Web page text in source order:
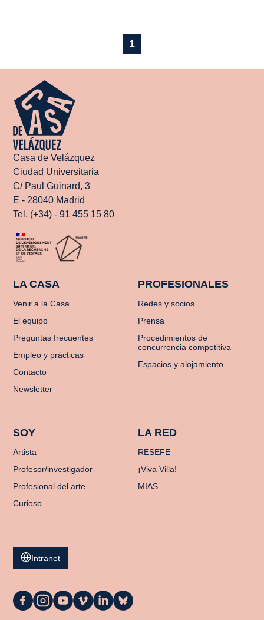
1
Casa de Velázquez
Ciudad Universitaria
C/ Paul Guinard, 3
E - 28040 Madrid
Tel. (+34) - 91 455 15 80
LA CASA
Venir a la Casa
El equipo
Preguntas frecuentes
Empleo y prácticas
Contacto
Newsletter
PROFESIONALES
Redes y socios
Prensa
Procedimientos de
concurrencia competitiva
Espacios y alojamiento
SOY
Artista
Profesor/investigador
Profesional del arte
Curioso
LA RED
RESEFE
¡Viva Villa!
MIAS
Intranet
La
La
La
La
La
La